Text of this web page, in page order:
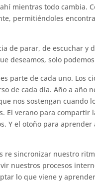
mientras todo cambia.
permitiéndoles
de parar, de escuchar y
deseamos, solo
parte de cada uno. Los
de cada día. Año a año
nos sostengan cuando
El verano para
Y el otoño para
re sincronizar nuestro
nuestros procesos
lo que viene y